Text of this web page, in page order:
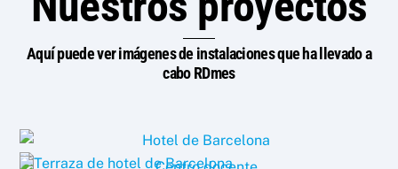
Aquí puede ver imágenes de instalaciones que ha llevado a
cabo RDmes